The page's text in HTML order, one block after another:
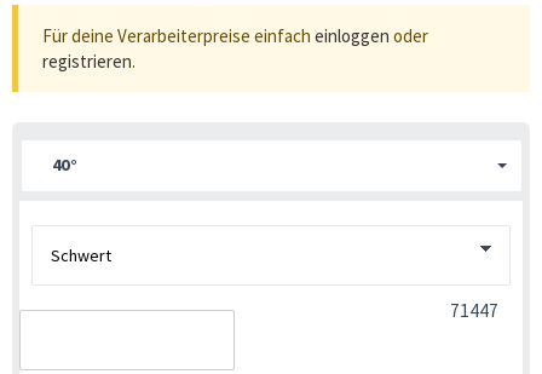
Für deine Verarbeiterpreise einfach einloggen oder
registrieren.
40°
71447